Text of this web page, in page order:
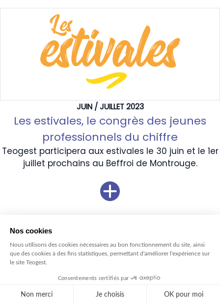
JUIN / JUILLET 2023
Les estivales, le congrès des jeunes
professionnels du chiffre
Teogest participera aux estivales le 30 juin et le 1er
juillet prochains au Beffroi de Montrouge.